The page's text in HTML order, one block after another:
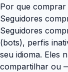
Por que
Seguidores
Seguidores
(bots), perfis
seu idioma. Eles
compartilhar ou